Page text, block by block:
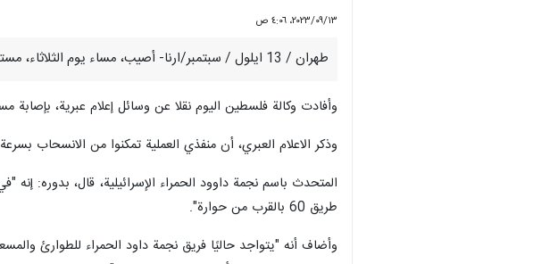
١٣‏/٠٩‏/٢٠٢٣، ٤:٠٦ ص
طهران / 13 ايلول / سبتمبر/ارنا- أصيب، مساء يوم الثلاثاء، مستوطنان بعملية إطلاق نار في بلدة حوارة جنوب مدينة نابلس شمال الضفة الغربية المحتلة.
وأفادت وكالة فلسطين اليوم نقلا عن وسائل إعلام عبرية، بإصابة
وذكر الاعلام العبري، أن منفذي العملية تمكنوا من الانسحاب
طريق 60 بالقرب من حوارة".